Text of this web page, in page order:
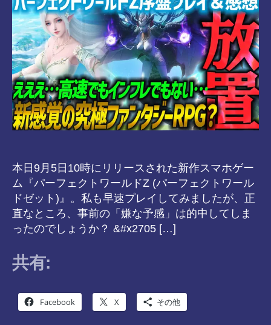
vr
本日9月5日10時にリリースされた新作スマホゲー
ム『パーフェクトワールドZ (パーフェクトワール
ドゼット)』。私も早速プレイしてみましたが、正
直なところ、事前の「嫌な予感」は的中してしま
ったのでしょうか？ &#x2705 […]
共有:
Facebook X その他